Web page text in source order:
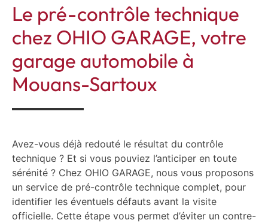
Le pré-contrôle technique
chez OHIO GARAGE, votre
garage automobile à
Mouans-Sartoux
Avez-vous déjà redouté le résultat du contrôle
technique ? Et si vous pouviez l’anticiper en toute
sérénité ? Chez OHIO GARAGE, nous vous proposons
un service de pré-contrôle technique complet, pour
identifier les éventuels défauts avant la visite
officielle. Cette étape vous permet d’éviter un contre-